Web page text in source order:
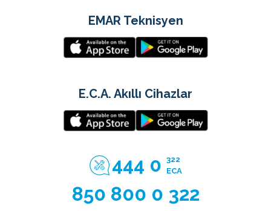
EMAR Teknisyen
E.C.A. Akıllı Cihazlar
444 0 322
ECA
850 800 0 322